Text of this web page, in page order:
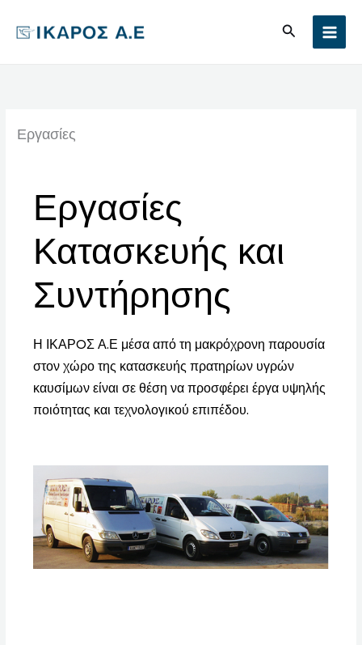
στο
Αναζήτηση
Εργασίες
Εργασίες
Κατασκευής και
Συντήρησης
Η ΙΚΑΡOΣ Α.Ε μέσα από τη μακρόχρονη παρουσία
στον χώρο της κατασκευής πρατηρίων υγρών
καυσίμων είναι σε θέση να προσφέρει έργα υψηλής
ποιότητας και τεχνολογικού επιπέδου.